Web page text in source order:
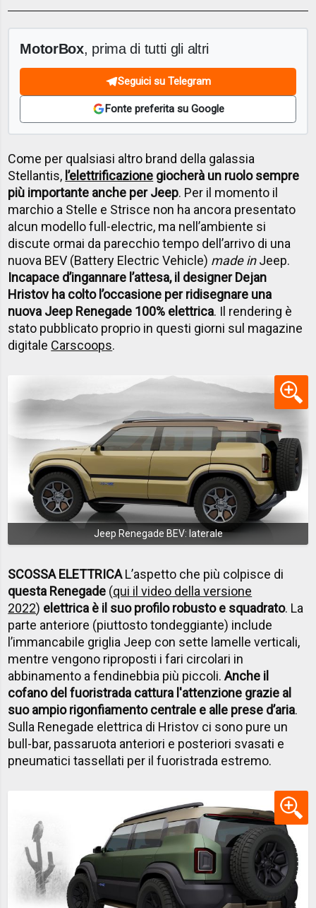
MotorBox, prima di tutti gli altri
Seguici su Telegram
Fonte preferita su Google
Come per qualsiasi altro brand della galassia
Stellantis, l’elettrificazione giocherà un ruolo sempre
più importante anche per Jeep. Per il momento il
marchio a Stelle e Strisce non ha ancora presentato
alcun modello full-electric, ma nell’ambiente si
discute ormai da parecchio tempo dell’arrivo di una
nuova BEV (Battery Electric Vehicle) made inJeep.
Incapace d’ingannare l’attesa, il designer Dejan
Hristov ha colto l’occasione per ridisegnare una
nuova Jeep Renegade 100% elettrica. Il rendering è
stato pubblicato proprio in questi giorni sul magazine
digitale Carscoops.
Jeep Renegade BEV: laterale
SCOSSA ELETTRICAL’aspetto che più colpisce di
questa Renegade (qui il video della versione
2022) elettrica è il suo profilo robusto e squadrato. La
parte anteriore (piuttosto tondeggiante) include
l’immancabile griglia Jeep con sette lamelle verticali,
mentre vengono riproposti i fari circolari in
abbinamento a fendinebbia più piccoli.Anche il
cofano del fuoristrada cattura l'attenzione grazie al
suo ampio rigonfiamento centrale e alle prese d’aria.
Sulla Renegade elettrica di Hristov ci sono pure un
bull-bar, passaruota anteriori e posteriori svasati e
pneumatici tassellati per il fuoristrada estremo.